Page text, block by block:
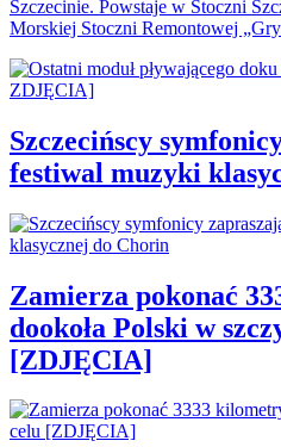
Szczecinie. Powstaje w Stoczni
Morskiej Stoczni Remontowej
Szczecińscy
festiwal muzyki
Zamierza pokonać
dookoła Polski w
[ZDJĘCIA]